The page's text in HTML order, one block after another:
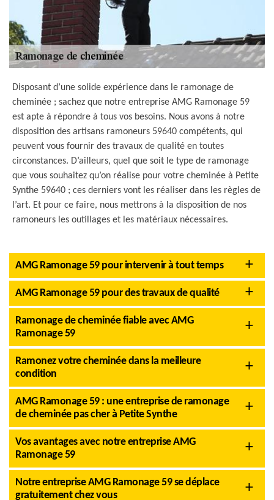
Disposant d’une solide expérience dans le ramonage de
cheminée ; sachez que notre entreprise AMG Ramonage 59
est apte à répondre à tous vos besoins. Nous avons à notre
disposition des artisans ramoneurs 59640 compétents, qui
peuvent vous fournir des travaux de qualité en toutes
circonstances. D’ailleurs, quel que soit le type de ramonage
que vous souhaitez qu’on réalise pour votre cheminée à Petite
Synthe 59640 ; ces derniers vont les réaliser dans les règles de
l’art. Et pour ce faire, nous mettrons à la disposition de nos
ramoneurs les outillages et les matériaux nécessaires.
AMG Ramonage 59 pour intervenir à tout temps
AMG Ramonage 59 pour des travaux de qualité
Ramonage de cheminée fiable avec AMG
Ramonage 59
Ramonez votre cheminée dans la meilleure
condition
AMG Ramonage 59 : une entreprise de ramonage
de cheminée pas cher à Petite Synthe
Vos avantages avec notre entreprise AMG
Ramonage 59
Notre entreprise AMG Ramonage 59 se déplace
gratuitement chez vous